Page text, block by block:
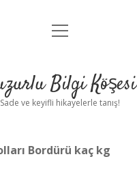
Anasayfa
Yasal Uyarı
menüyü
Bilgi Köşesi
Sade ve keyifli hikayelerle tanış!
Bordürü kaç kg